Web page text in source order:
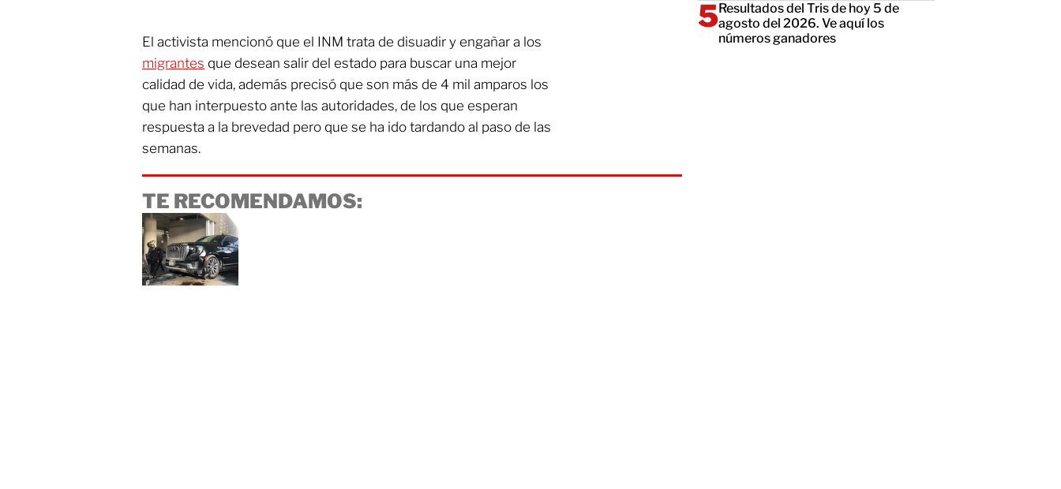
El activista mencionó que el INM trata de disuadir y engañar a los
migrantes que desean salir del estado para buscar una mejor
calidad de vida, además precisó que son más de 4 mil amparos los
que han interpuesto ante las autoridades, de los que esperan
respuesta a la brevedad pero que se ha ido tardando al paso de las
semanas.
TE RECOMENDAMOS:
Resultados del Tris de hoy 5 de
agosto del 2026. Ve aquí los
números ganadores